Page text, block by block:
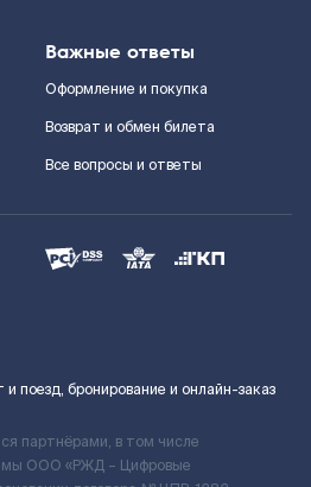
Важные ответы
Оформление и покупка
Возврат и обмен билета
Все вопросы и ответы
поезд, бронирование и онлайн-заказ
партнёрами, в том числе
ООО «РЖД – Цифровые